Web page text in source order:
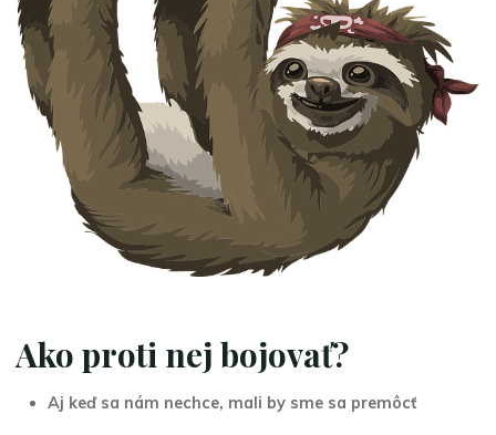
Ako proti nej bojovať?
Aj keď sa nám nechce, mali by sme sa premôcť